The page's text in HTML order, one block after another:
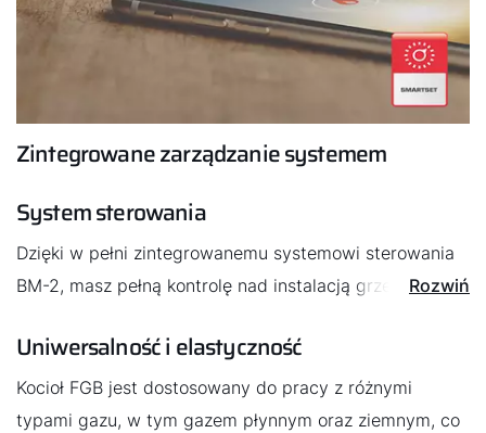
Zintegrowane zarządzanie systemem
System sterowania
Dzięki w pełni zintegrowanemu systemowi sterowania
BM-2, masz pełną kontrolę nad instalacją grzewczą.
urządzeniami WOLF z dowolnego miejsca, a możliwość
połączenia kotła z innymi urządzeniami w sieć
zapewnia pełną elastyczność w użytkowaniu.
Rozwiń
Uniwersalność i elastyczność
Kocioł FGB jest dostosowany do pracy z różnymi
typami gazu, w tym gazem płynnym oraz ziemnym, co